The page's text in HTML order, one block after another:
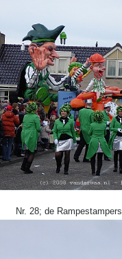
Nr. 28; de Rampestampers